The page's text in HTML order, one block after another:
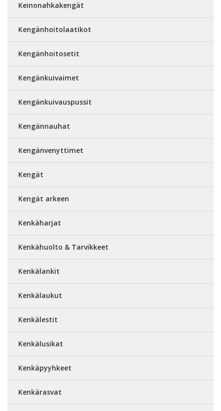
Keinonahkakengät
Kengänhoitolaatikot
Kengänhoitosetit
Kengänkuivaimet
Kengänkuivauspussit
Kengännauhat
Kengänvenyttimet
Kengät
Kengät arkeen
Kenkäharjat
Kenkähuolto & Tarvikkeet
Kenkälankit
Kenkälaukut
Kenkälestit
Kenkälusikat
Kenkäpyyhkeet
Kenkärasvat